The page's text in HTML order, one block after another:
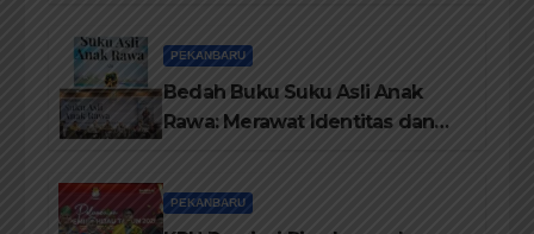
PEKANBARU
Bedah Buku Suku Asli Anak
Rawa: Merawat Identitas dan
PEKANBARU